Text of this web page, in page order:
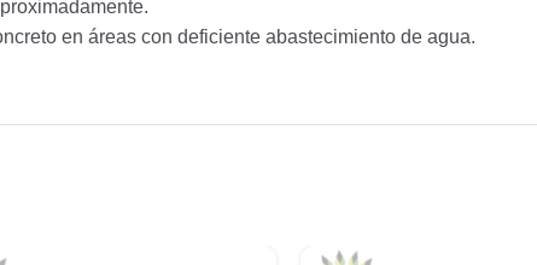
en áreas con deficiente abastecimiento de agua.